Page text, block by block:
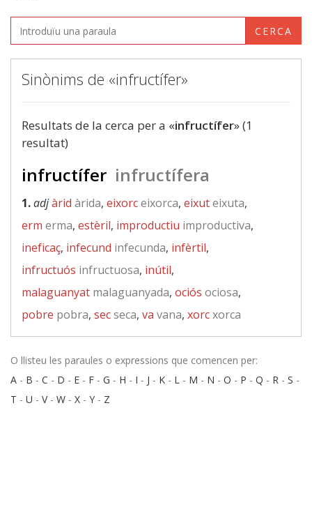
CERCA
Sinònims de «infructífer»
Resultats de la cerca per a «infructífer» (1
resultat)
infructífer infructífera
1.adjàrid àrida, eixorceixorca, eixuteixuta,
erm erma, estèril, improductiu improductiva,
ineficaç, infecund infecunda, infèrtil,
infructuós infructuosa, inútil,
malaguanyat malaguanyada, ociós ociosa,
pobre pobra, secseca, va vana, xorcxorca
O llisteu les paraules o expressions que comencen per:
A - B - C - D - E - F - G - H - I - J - K - L - M - N - O - P - Q - R - S -
T - U - V- W - X - Y - Z